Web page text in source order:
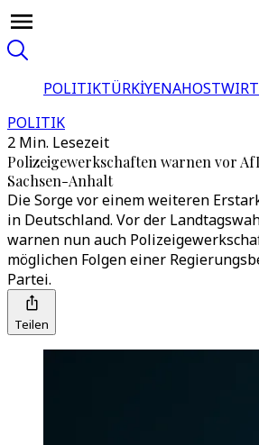
POLITIKTÜRKİYENAHOST
POLITIK
2 Min. Lesezeit
Polizeigewerkschaften warnen vor
Sachsen-Anhalt
Die Sorge vor einem weiteren
in Deutschland. Vor der
warnen nun auch
möglichen Folgen einer
Partei.
Teilen